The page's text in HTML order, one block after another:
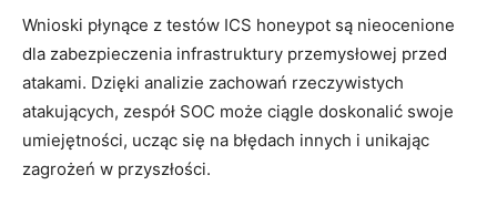
Wnioski płynące z testów ICS ‍honeypot są nieocenione
dla zabezpieczenia infrastruktury przemysłowej przed
atakami. Dzięki analizie​ zachowań rzeczywistych
atakujących, zespół SOC może ciągle doskonalić swoje
umiejętności, ucząc się na błędach innych i unikając
zagrożeń w‍ przyszłości.